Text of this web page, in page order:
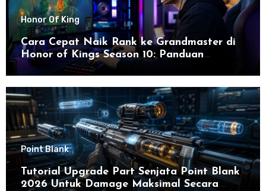
Honor Of King
Cara Cepat Naik Rank ke Grandmaster di
Honor of Kings Season 10: Panduan
Lengkap dan Strategi Terbaru untuk Sukses
di 2026
Point Blank
Tutorial Upgrade Part Senjata Point Blank
2026 Untuk Damage Maksimal Secara